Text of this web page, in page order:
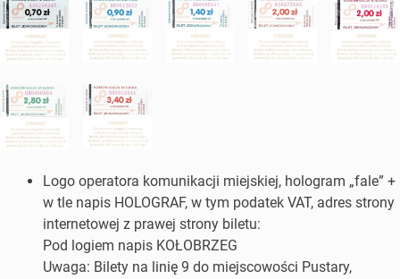
Logo operatora komunikacji miejskiej, hologram „fale” +
w tle napis HOLOGRAF, w tym podatek VAT, adres strony
internetowej z prawej strony biletu:
Pod logiem napis KOŁOBRZEG
Uwaga: Bilety na linię 9 do miejscowości Pustary,